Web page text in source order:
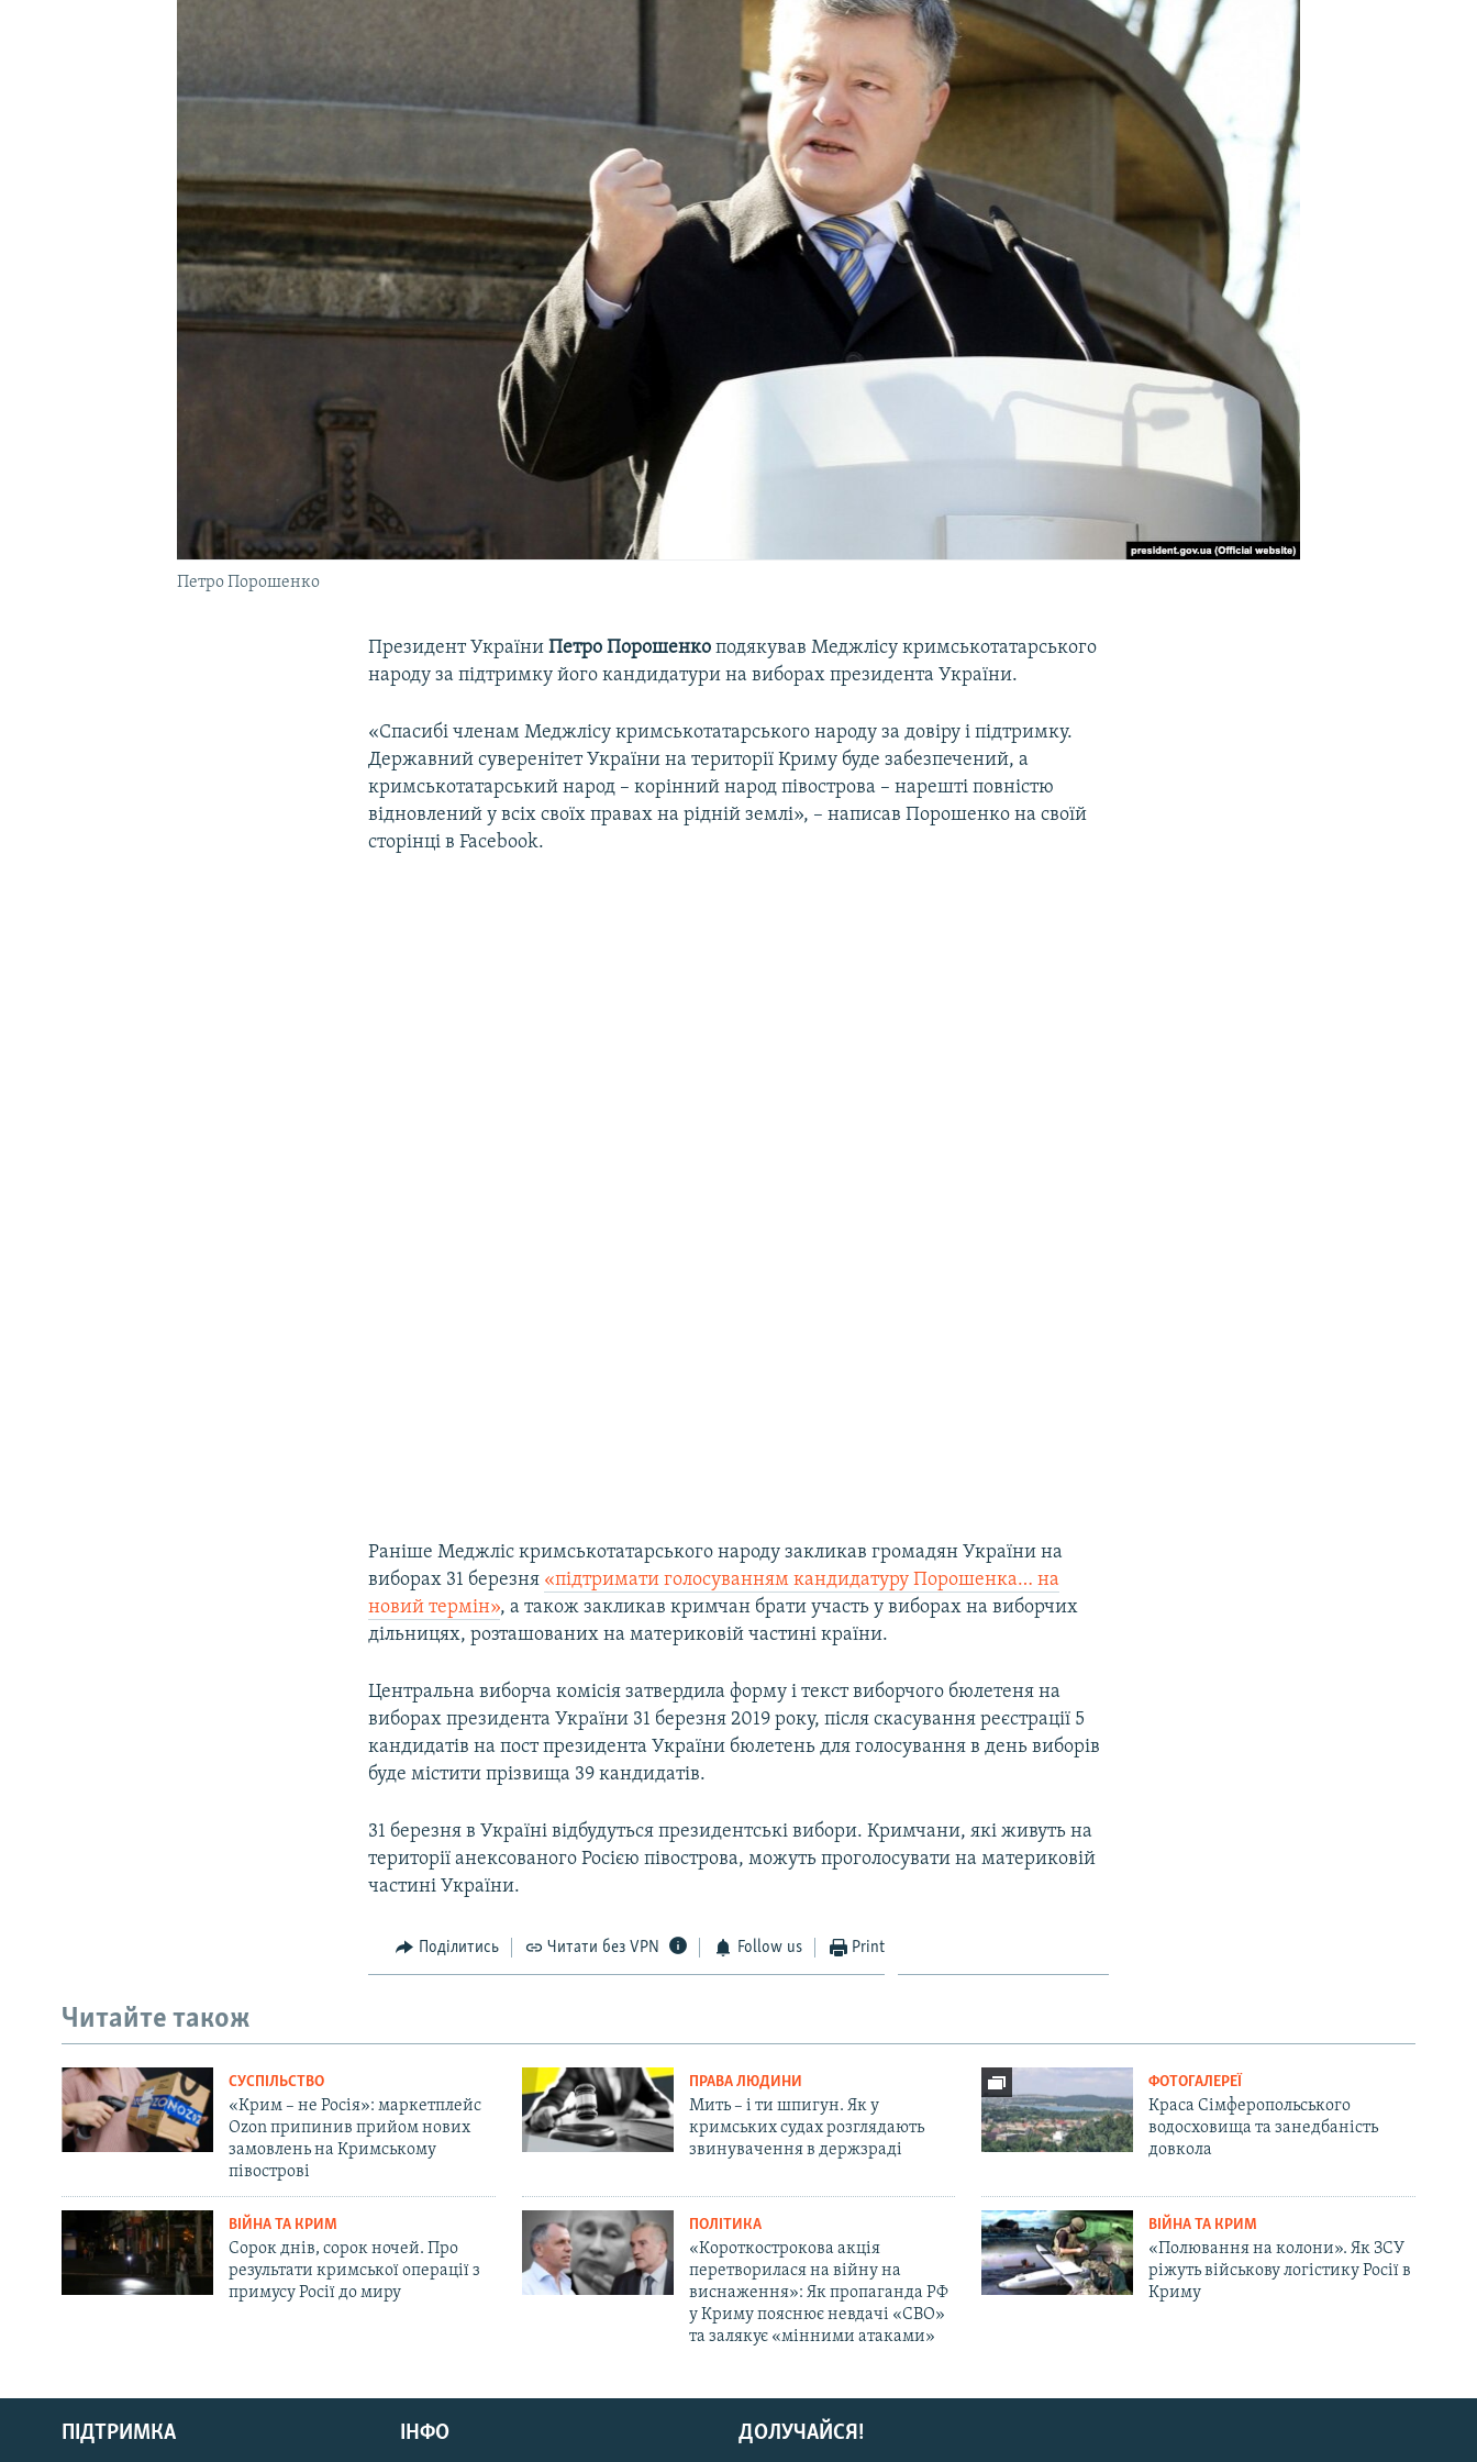
Русский
Qırımtatar
Петро Порошенко
Президент УкраїниПетро Порошенко подякував Меджлісу кримськотатарського
народу за підтримку його кандидатури на виборах президента України.
«Спасибі членам Меджлісу кримськотатарського народу за довіру і підтримку.
Державний суверенітет України на території Криму буде забезпечений, а
кримськотатарський народ – корінний народ півострова – нарешті повністю
відновлений у всіх своїх правах на рідній землі», – написав Порошенко на своїй
сторінці в Facebook.
Раніше Меджліс кримськотатарського народу закликав громадян України на
виборах 31 березня «підтримати голосуванням кандидатуру Порошенка… на
новий термін», а також закликав кримчан брати участь у виборах на виборчих
дільницях, розташованих на материковій частині країни.
Центральна виборча комісія затвердила форму і текст виборчого бюлетеня на
виборах президента України 31 березня 2019 року, після скасування реєстрації 5
кандидатів на пост президента України бюлетень для голосування в день виборів
буде містити прізвища 39 кандидатів.
31 березня в Україні відбудуться президентські вибори. Кримчани, які живуть на
території анексованого Росією півострова, можуть проголосувати на материковій
частині України.
Поділитись Читати без VPN Follow us Print
Читайте також
СУСПІЛЬСТВО
«Крим – не Росія»: маркетплейс
Ozon припинив прийом нових
замовлень на Кримському
півострові
ПРАВА ЛЮДИНИ
Мить – і ти шпигун. Як у
кримських судах розглядають
звинувачення в держзраді
ФОТОГАЛЕРЕЇ
Краса Сімферопольського
водосховища та занедбаність
довкола
ВІЙНА ТА КРИМ
Сорок днів, сорок ночей. Про
результати кримської операції з
примусу Росії до миру
ПОЛІТИКА
«Короткострокова акція
перетворилася на війну на
виснаження»: Як пропаганда РФ
у Криму пояснює невдачі «СВО»
та залякує «мінними атаками»
ВІЙНА ТА КРИМ
«Полювання на колони». Як ЗСУ
ріжуть військову логістику Росії в
Криму
ДОЛУЧАЙСЯ!
ПІДТРИМКА ІНФО